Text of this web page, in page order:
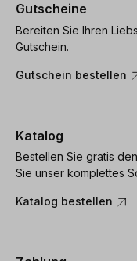
Gutscheine
Bereiten Sie Ihren
Gutschein.
Gutschein bestellen
Katalog
Bestellen Sie gratis
Sie unser komplettes
Katalog bestellen